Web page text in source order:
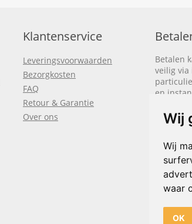
Wij
Wij
waar
OK
Klantenservice
Leveringsvoorwaarden
Bezorgkosten
FAQ
Retour & Garantie
Over ons
Betalen
veilig via
en
We
nadat
Klik
bel